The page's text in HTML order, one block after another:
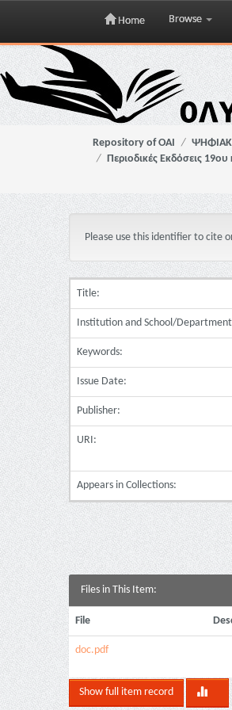
Skip
navigation
Home Browse
Repository of OAI
Περιοδικές Εκδόσεις
Please use this identifier to cite
Title:
Institution and School/
Keywords:
Issue Date:
Publisher:
URI:
Appears in Collections:
Files in This Item:
File
doc.pdf
Show full item record